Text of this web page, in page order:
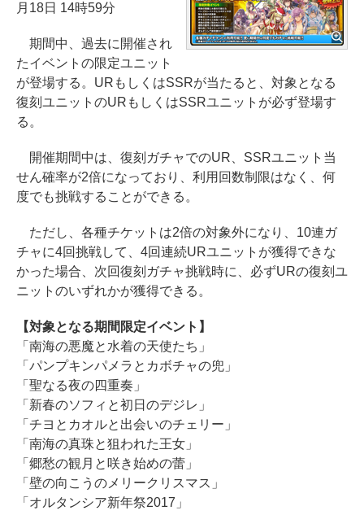
月18日 14時59分
期間中、過去に開催され
たイベントの限定ユニット
が登場する。URもしくはSSRが当たると、対象となる
復刻ユニットのURもしくはSSRユニットが必ず登場す
る。
開催期間中は、復刻ガチャでのUR、SSRユニット当
せん確率が2倍になっており、利用回数制限はなく、何
度でも挑戦することができる。
ただし、各種チケットは2倍の対象外になり、10連ガ
チャに4回挑戦して、4回連続URユニットが獲得できな
かった場合、次回復刻ガチャ挑戦時に、必ずURの復刻ユ
ニットのいずれかが獲得できる。
【対象となる期間限定イベント】
「南海の悪魔と水着の天使たち」
「パンプキンパメラとカボチャの兜」
「聖なる夜の四重奏」
「新春のソフィと初日のデジレ」
「チヨとカオルと出会いのチェリー」
「南海の真珠と狙われた王女」
「郷愁の観月と咲き始めの蕾」
「壁の向こうのメリークリスマス」
「オルタンシア新年祭2017」